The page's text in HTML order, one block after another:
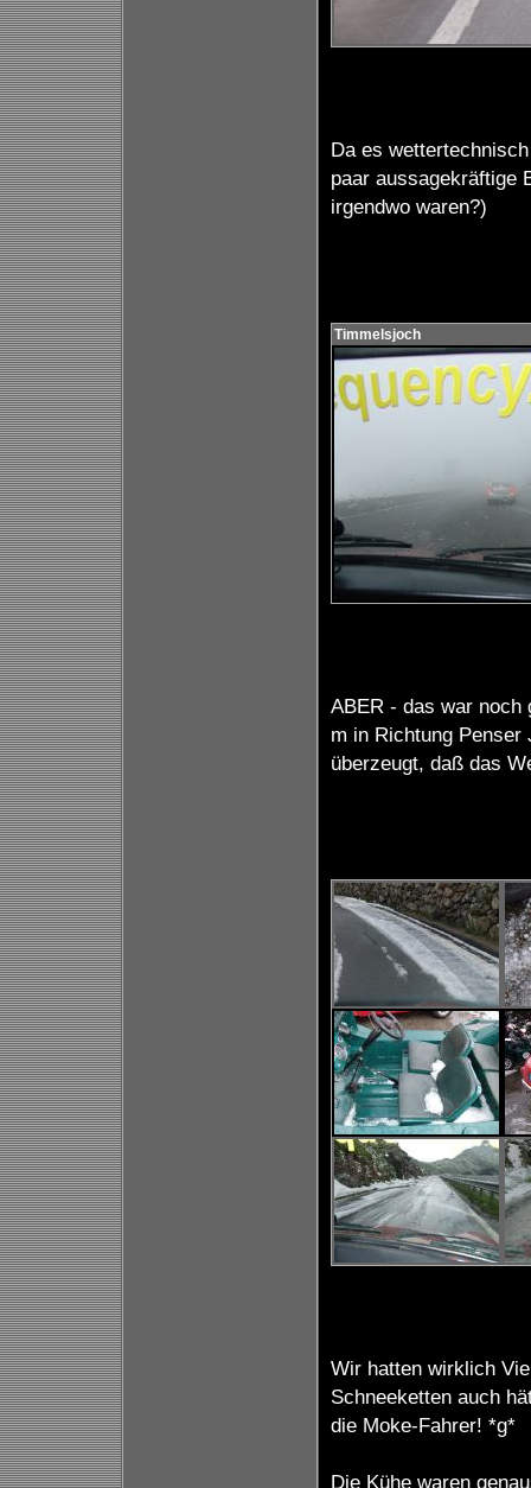
Da es
paar aussagekräftige
irgendwo waren?)
Timmelsjoch
ABER - das war noch
m in Richtung Penser
überzeugt, daß das
Wir hatten wirklich
Schneeketten auch
die Moke-Fahrer! *g*
Die Kühe waren